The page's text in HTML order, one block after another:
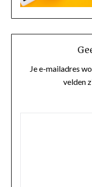
Je e-mailadres
velden